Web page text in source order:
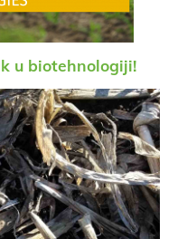
u biotehnologiji!